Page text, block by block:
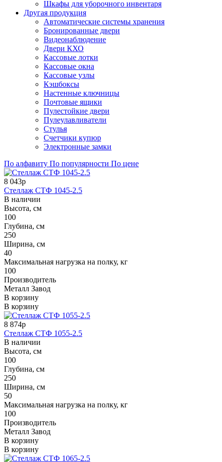
Шкафы для уборочного инвентаря
Другая продукция
Автоматические системы хранения
Бронированные двери
Видеонаблюдение
Двери КХО
Кассовые лотки
Кассовые окна
Кассовые узлы
Кэшбоксы
Настенные ключницы
Почтовые ящики
Пулестойкие двери
Пулеулавливатели
Стулья
Счетчики купюр
Электронные замки
По алфавиту По популярности По цене
8 043р
Стеллаж СТФ 1045-2.5
В наличии
Высота, см
100
Глубина, см
250
Ширина, см
40
Максимальная нагрузка на полку, кг
100
Производитель
Металл Завод
В корзину
В корзину
8 874р
Стеллаж СТФ 1055-2.5
В наличии
Высота, см
100
Глубина, см
250
Ширина, см
50
Максимальная нагрузка на полку, кг
100
Производитель
Металл Завод
В корзину
В корзину